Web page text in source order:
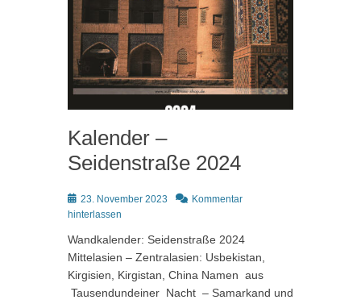
Kalender –
Seidenstraße 2024
Posted
on
23. November 2023
Kommentar
hinterlassen
Wandkalender: Seidenstraße 2024
Mittelasien – Zentralasien: Usbekistan,
Kirgisien, Kirgistan, China Namen aus
Tausendundeiner Nacht – Samarkand und